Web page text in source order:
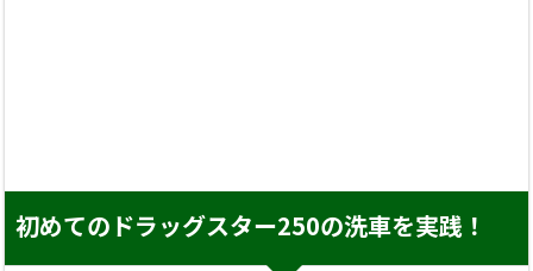
初めてのドラッグスター250の洗車を実践！